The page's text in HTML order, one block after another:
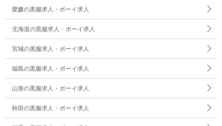
愛媛の黒服求人・ボーイ求人
北海道の黒服求人・ボーイ求人
宮城の黒服求人・ボーイ求人
福島の黒服求人・ボーイ求人
山形の黒服求人・ボーイ求人
秋田の黒服求人・ボーイ求人